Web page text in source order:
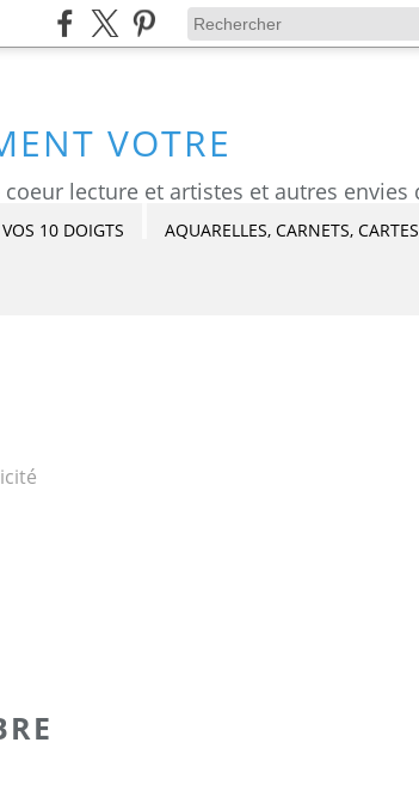
VOTRE
10 DOIGTS AQUARELLES, CARNETS, CARTES